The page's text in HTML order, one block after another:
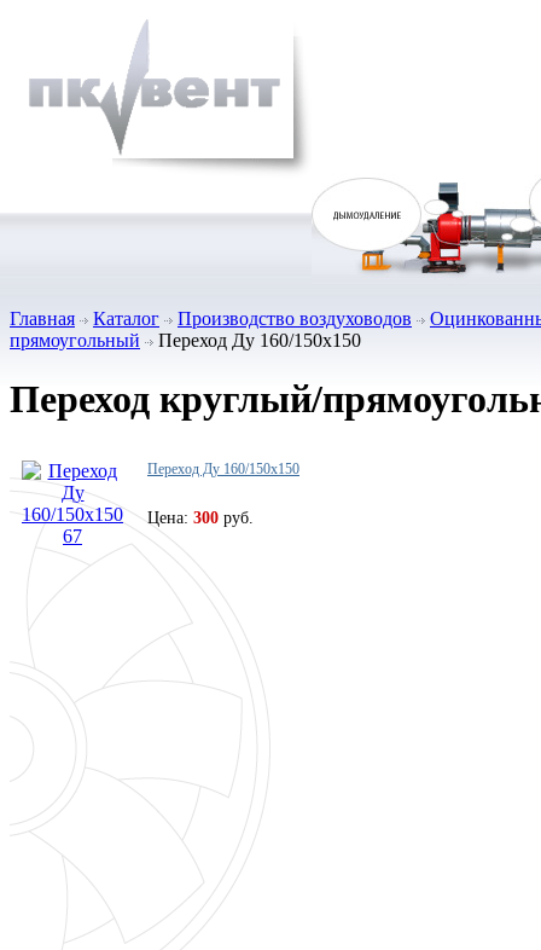
Главная Каталог Производство воздуховодов
прямоугольный
Переход Ду 160/150х150
Переход круглый/
Переход Ду 160/150х150
Цена: 300 руб.